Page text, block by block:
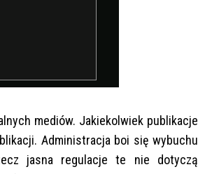
mediów. Jakiekolwiek publikacje
Administracja boi się wybuchu
jasna regulacje te nie dotyczą